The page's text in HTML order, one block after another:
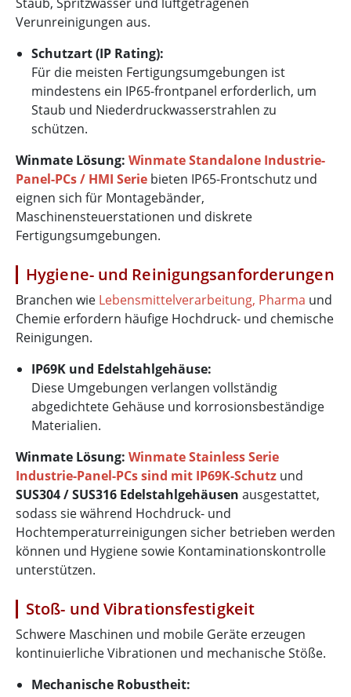
Verunreinigungen aus.
Schutzart (IP Rating):
Für die meisten Fertigungsumgebungen ist
mindestens ein IP65-frontpanel erforderlich, um
Staub und Niederdruckwasserstrahlen zu
schützen.
Winmate Lösung: Winmate Standalone Industrie-
Panel-PCs / HMI Serie bieten IP65-Frontschutz und
eignen sich für Montagebänder,
Maschinensteuerstationen und diskrete
Fertigungsumgebungen.
Hygiene- und Reinigungsanforderungen
Branchen wie Lebensmittelverarbeitung, Pharma und
Chemie erfordern häufige Hochdruck- und chemische
Reinigungen.
IP69K und Edelstahlgehäuse:
Diese Umgebungen verlangen vollständig
abgedichtete Gehäuse und korrosionsbeständige
Materialien.
Winmate Lösung: Winmate Stainless Serie
Industrie-Panel-PCs sind mit IP69K-Schutz und
SUS304 / SUS316 Edelstahlgehäusen ausgestattet,
sodass sie während Hochdruck- und
Hochtemperaturreinigungen sicher betrieben werden
können und Hygiene sowie Kontaminationskontrolle
unterstützen.
Stoß- und Vibrationsfestigkeit
Schwere Maschinen und mobile Geräte erzeugen
kontinuierliche Vibrationen und mechanische Stöße.
Mechanische Robustheit: